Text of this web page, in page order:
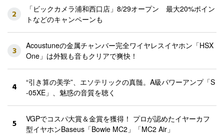
2
「ビックカメラ浦和西口店」8/29オープン 最大20%ポイン
トなどのキャンペーンも
3
Acoustuneの金属チャンバー完全ワイヤレスイヤホン「HSX
One」は外観も音もクリアで爽快！
4
“引き算の美学”、エソテリックの真髄。A級パワーアンプ「S
-05XE」、魅惑の音質を聴く
5
VGPでコスパ大賞＆金賞を獲得！ プロが認めたイヤーカフ
型イヤホンBaseus「Bowie MC2」「MC2 Air」